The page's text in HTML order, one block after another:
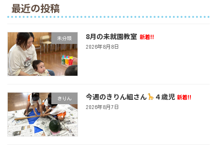
最近の投稿
未分類 8月の未就園教室 新着!!
2026年8月8日
きりん 今週のきりん組さん ４歳児 新着!!
2026年8月7日